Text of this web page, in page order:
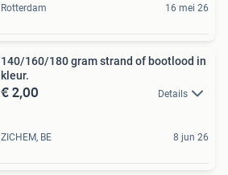
Rotterdam 16 mei 26
140/160/180 gram strand of bootlood in
kleur.
€ 2,00 Details
ZICHEM, BE 8 jun 26